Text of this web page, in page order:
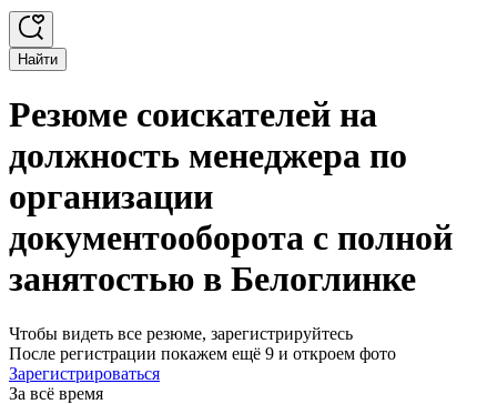
Найти
Резюме соискателей на
должность менеджера по
организации
документооборота с полной
занятостью в Белоглинке
Чтобы видеть все резюме, зарегистрируйтесь
После регистрации покажем ещё 9 и откроем фото
Зарегистрироваться
За всё время